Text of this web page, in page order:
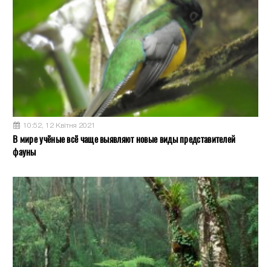
10:52, 12 Квітня 2021
В мире учёные всё чаще выявляют новые виды представителей
фауны